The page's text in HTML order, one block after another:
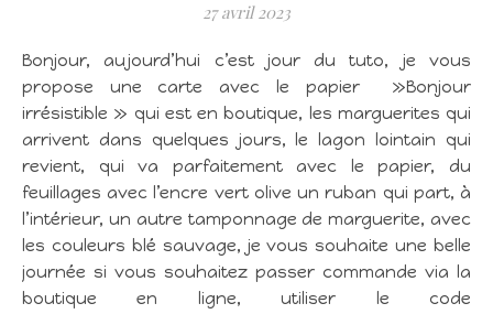
27 avril 2023
Bonjour, aujourd’hui c’est jour du tuto, je vous
propose une carte avec le papier »Bonjour
irrésistible » qui est en boutique, les marguerites qui
arrivent dans quelques jours, le lagon lointain qui
revient, qui va parfaitement avec le papier, du
feuillages avec l’encre vert olive un ruban qui part, à
l’intérieur, un autre tamponnage de marguerite, avec
les couleurs blé sauvage, je vous souhaite une belle
journée si vous souhaitez passer commande via la
boutique en ligne, utiliser le code